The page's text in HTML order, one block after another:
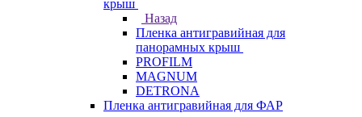
крыш
Назад
Пленка антигравийная для
панорамных крыш
PROFILM
MAGNUM
DETRONA
Пленка антигравийная для ФАР